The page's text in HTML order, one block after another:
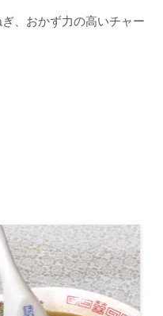
、おかず力の高いチャー